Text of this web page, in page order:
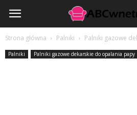
ABCwnetrza.pl
Strona główna Palniki Palniki gazowe
Palniki Palniki gazowe dekarskie do opalania papy